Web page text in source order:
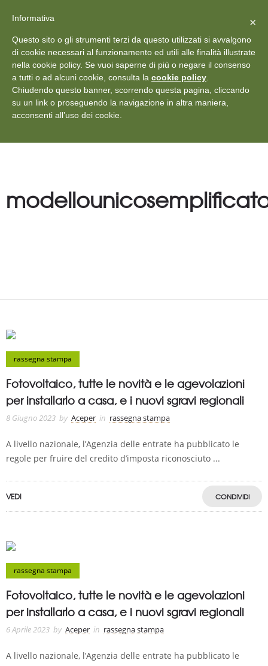
+39 011 18867102 info@aceper.it Statuto
Aceper
rassegna stampa
Fotovoltaico, tutte le novità e le agevolazioni
per installarlo a casa, e i nuovi sgravi regionali
8 Giugno 2023 by Aceper in rassegna stampa
A livello nazionale, l’Agenzia delle entrate ha pubblicato le
regole per fruire del credito d’imposta riconosciuto ...
VEDI CONDIVIDI
rassegna stampa
Fotovoltaico, tutte le novità e le agevolazioni
per installarlo a casa, e i nuovi sgravi regionali
6 Aprile 2023 by Aceper in rassegna stampa
A livello nazionale, l’Agenzia delle entrate ha pubblicato le
Vedi: Protezione dei dati personali ×
Informativa
Questo sito o gli strumenti terzi da questo utilizzati si avvalgono
di cookie necessari al funzionamento ed utili alle finalità illustrate
nella cookie policy. Se vuoi saperne di più o negare il consenso
a tutti o ad alcuni cookie, consulta la cookie policy
Chiudendo questo banner, scorrendo questa pagina, cliccando
su un link o proseguendo la navigazione in altra maniera,
acconsenti all’uso dei cookie.